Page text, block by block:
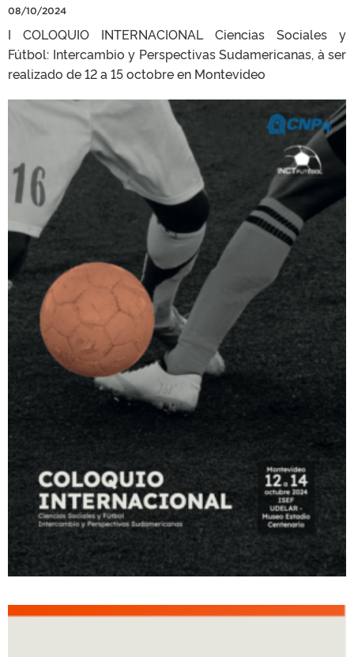
08/10/2024
I COLOQUIO INTERNACIONAL Ciencias Sociales y
Fútbol: Intercambio y Perspectivas Sudamericanas, à ser
realizado de 12 a 15 octobre en Montevideo